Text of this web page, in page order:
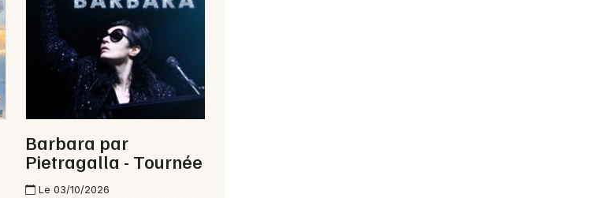
Barbara par
Pietragalla - Tournée
Le 03/10/2026